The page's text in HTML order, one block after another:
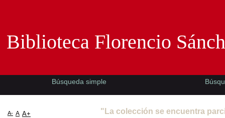
"La colección se encuentra
Biblioteca Florencio
Búsqueda simple
A- A A+